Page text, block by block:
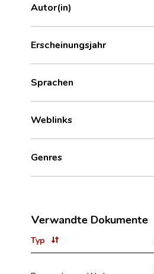
Autor(in)
Erscheinungsjahr
Sprachen
Weblinks
Genres
Verwandte Dokumente
Typ